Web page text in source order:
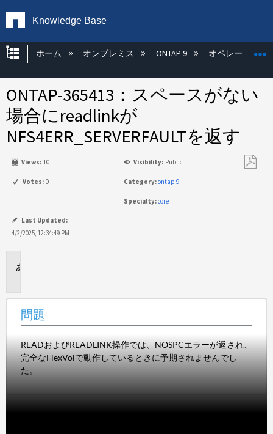
Knowledge Base
グローバル階層を展開/折りたたむ
ホーム オンプレミス ONTAP 9 オペレーティン
ONTAP-365413：スペースがない
場合にreadlinkが
NFS4ERR_SERVERFAULTを返す
Views: 10 Visibility: Public
Votes: 0 Category:ontap-9
Specialty:core
Last Updated:
4/2/2025, 12:34:49 PM
問題
READおよびREADLINK操作では、NOSPCエラーが返され、
完全なFlexVolで動作しているときに予期されませんでし
た。